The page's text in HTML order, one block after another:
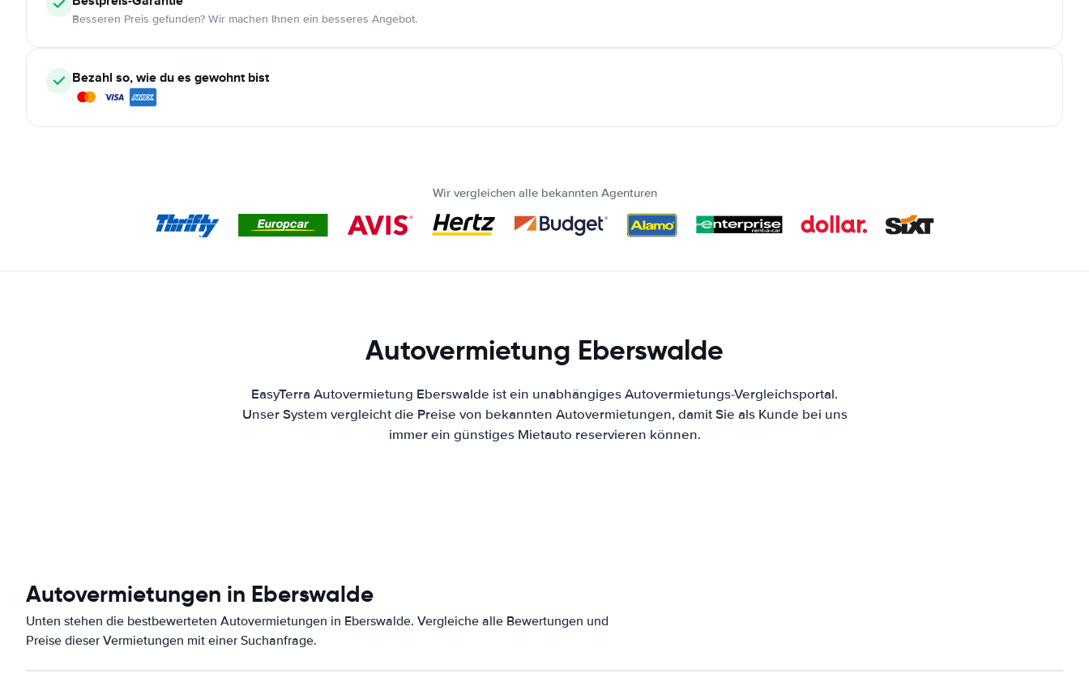
Besseren Preis gefunden? Wir machen Ihnen ein besseres Angebot.
Bezahl so, wie du es gewohnt bist
Wir vergleichen alle bekannten Agenturen
Autovermietung Eberswalde
EasyTerra Autovermietung Eberswalde ist ein unabhängiges Autovermietungs-Vergleichsportal.
Unser System vergleicht die Preise von bekannten Autovermietungen, damit Sie als Kunde bei uns
immer ein günstiges Mietauto reservieren können.
Autovermietungen in Eberswalde
Unten stehen die bestbewerteten Autovermietungen in Eberswalde. Vergleiche alle Bewertungen und
Preise dieser Vermietungen mit einer Suchanfrage.